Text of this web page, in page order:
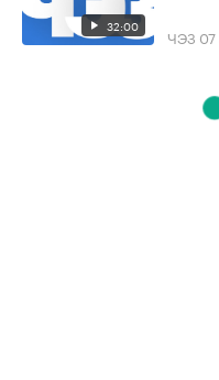
32:00 ЧЭЗ